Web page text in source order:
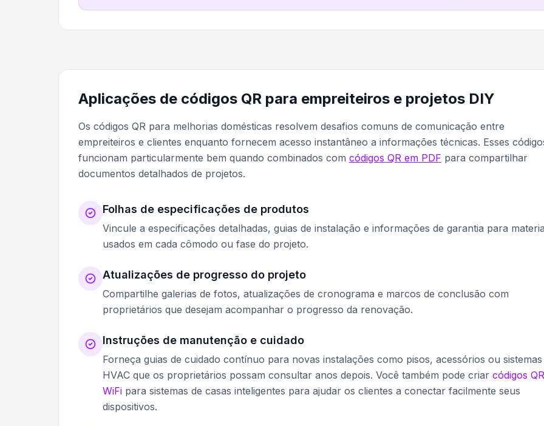
Aplicações de códigos QR para empreiteiros e projetos DIY
Os códigos QR para melhorias domésticas resolvem desafios comuns de comunicação entre
empreiteiros e clientes enquanto fornecem acesso instantâneo a informações técnicas. Esses
funcionam particularmente bem quando combinados com códigos QR em PDF para compartilhar
documentos detalhados de projetos.
Folhas de especificações de produtos
Vincule a especificações detalhadas, guias de instalação e informações de garantia para
usados em cada cômodo ou fase do projeto.
Atualizações de progresso do projeto
Compartilhe galerias de fotos, atualizações de cronograma e marcos de conclusão com
proprietários que desejam acompanhar o progresso da renovação.
Instruções de manutenção e cuidado
Forneça guias de cuidado contínuo para novas instalações como pisos, acessórios ou sistemas
HVAC que os proprietários possam consultar anos depois. Você também pode criar códigos
WiFi para sistemas de casas inteligentes para ajudar os clientes a conectar facilmente seus
dispositivos.